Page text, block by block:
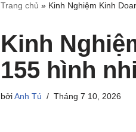
Trang chủ » Kinh Nghiệm Kinh
Kinh
155 hình
bởiAnh Tú Tháng 7 10, 2026